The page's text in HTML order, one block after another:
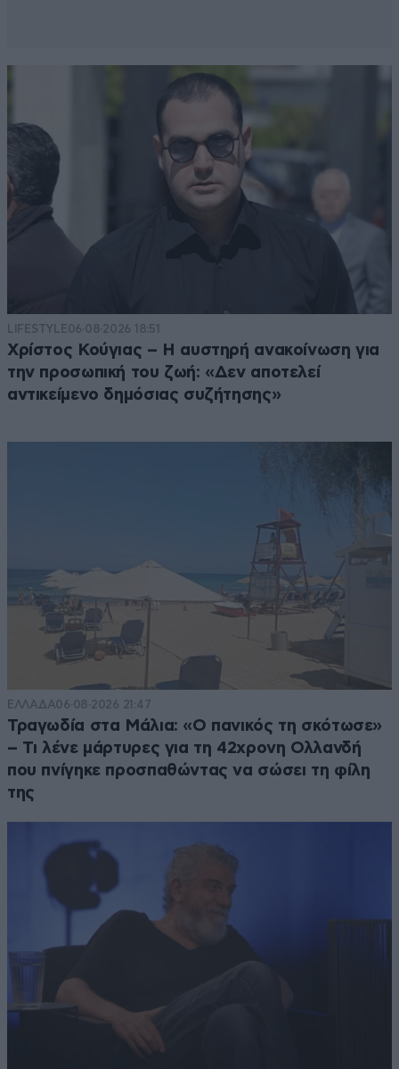
LIFESTYLE06·08·2026 18:51
Χρίστος Κούγιας – Η αυστηρή ανακοίνωση για
την προσωπική του ζωή: «Δεν αποτελεί
αντικείμενο δημόσιας συζήτησης»
ΕΛΛΑΔΑ06·08·2026 21:47
Τραγωδία στα Μάλια: «Ο πανικός τη σκότωσε»
– Τι λένε μάρτυρες για τη 42χρονη Ολλανδή
που πνίγηκε προσπαθώντας να σώσει τη φίλη
της